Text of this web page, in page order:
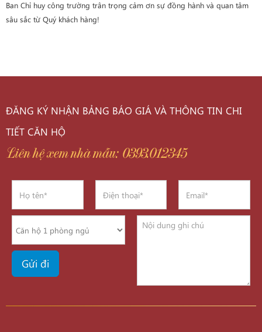
Ban Chỉ huy công trường trân trọng cảm ơn sự đồng hành và quan tâm
sâu sắc từ Quý khách hàng!
ĐĂNG KÝ NHẬN BẢNG BÁO GIÁ VÀ THÔNG TIN CHI
TIẾT CĂN HỘ
Liên hệ xem nhà mẫu: 0393.012345